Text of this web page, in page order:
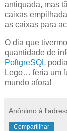
antiquada, mas
caixas
as caixas para
O dia que
quantidade de
PoſtgreSQL
Lego… ſeria um
mundo afora!
Anônimo à
Compartilhar